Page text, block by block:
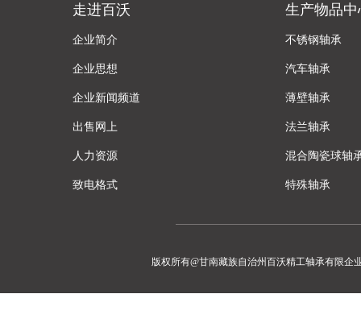
走进百沃
企业简介
企业思想
企业新闻频道
出售网上
人力资源
致电格式
生产物品中
不锈钢轴承
汽车轴承
薄壁轴承
法兰轴承
混合陶瓷球轴
特殊轴承
版权所有@甘南藏族自治州百沃精工轴承有限